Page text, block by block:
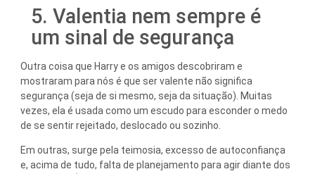
5. Valentia nem sempre é
um sinal de segurança
Outra coisa que Harry e os amigos descobriram e
mostraram para nós é que ser valente não significa
segurança (seja de si mesmo, seja da situação). Muitas
vezes, ela é usada como um escudo para esconder o medo
de se sentir rejeitado, deslocado ou sozinho.
Em outras, surge pela teimosia, excesso de autoconfiança
e, acima de tudo, falta de planejamento para agir diante dos